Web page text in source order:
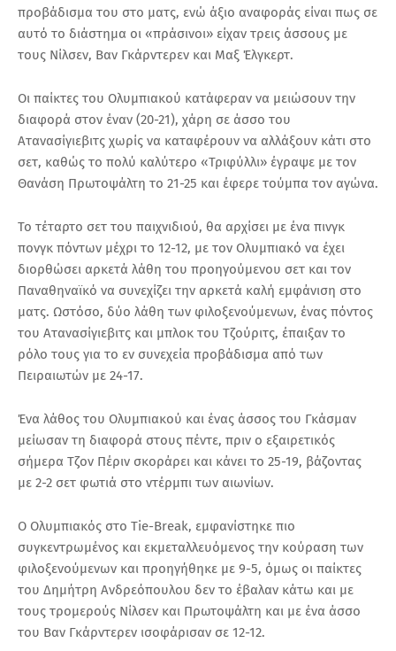
προβάδισμα του στο ματς, ενώ άξιο αναφοράς είναι πως σε
αυτό το διάστημα οι «πράσινοι» είχαν τρεις άσσους με
τους Νίλσεν, Βαν Γκάρντερεν και Μαξ Έλγκερτ.
Οι παίκτες του Ολυμπιακού κατάφεραν να μειώσουν την
διαφορά στον έναν (20-21), χάρη σε άσσο του
Ατανασίγιεβιτς χωρίς να καταφέρουν να αλλάξουν κάτι στο
σετ, καθώς το πολύ καλύτερο «Τριφύλλι» έγραψε με τον
Θανάση Πρωτοψάλτη το 21-25 και έφερε τούμπα τον αγώνα.
Το τέταρτο σετ του παιχνιδιού, θα αρχίσει με ένα πινγκ
πονγκ πόντων μέχρι το 12-12, με τον Ολυμπιακό να έχει
διορθώσει αρκετά λάθη του προηγούμενου σετ και τον
Παναθηναϊκό να συνεχίζει την αρκετά καλή εμφάνιση στο
ματς. Ωστόσο, δύο λάθη των φιλοξενούμενων, ένας πόντος
του Ατανασίγιεβιτς και μπλοκ του Τζούριτς, έπαιξαν το
ρόλο τους για το εν συνεχεία προβάδισμα από των
Πειραιωτών με 24-17.
Ένα λάθος του Ολυμπιακού και ένας άσσος του Γκάσμαν
μείωσαν τη διαφορά στους πέντε, πριν ο εξαιρετικός
σήμερα Τζον Πέριν σκοράρει και κάνει το 25-19, βάζοντας
με 2-2 σετ φωτιά στο ντέρμπι των αιωνίων.
Ο Ολυμπιακός στο Tie-Break, εμφανίστηκε πιο
συγκεντρωμένος και εκμεταλλευόμενος την κούραση των
φιλοξενούμενων και προηγήθηκε με 9-5, όμως οι παίκτες
του Δημήτρη Ανδρεόπουλου δεν το έβαλαν κάτω και με
τους τρομερούς Νίλσεν και Πρωτοψάλτη και με ένα άσσο
του Βαν Γκάρντερεν ισοφάρισαν σε 12-12.